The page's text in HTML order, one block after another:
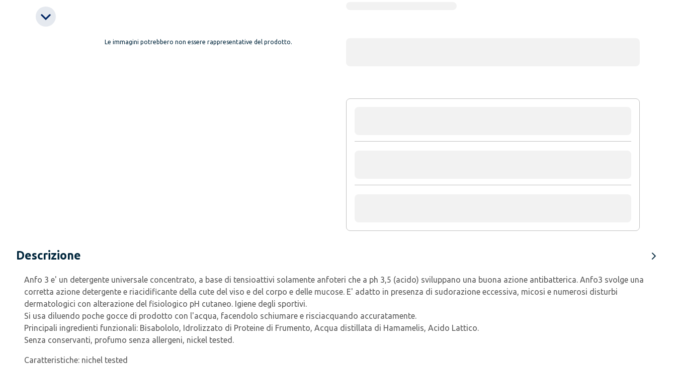
Le immagini potrebbero non essere rappresentative del prodotto.
Descrizione
Anfo 3 e' un detergente universale concentrato, a base di tensioattivi solamente anfoteri che a ph 3,5 (acido) sviluppano una buona azione antibatterica. Anfo3 svolge una
corretta azione detergente e riacidificante della cute del viso e del corpo e delle mucose. E' adatto in presenza di sudorazione eccessiva, micosi e numerosi disturbi
dermatologici con alterazione del fisiologico pH cutaneo. Igiene degli sportivi.
Si usa diluendo poche gocce di prodotto con l'acqua, facendolo schiumare e risciacquando accuratamente.
Principali ingredienti funzionali: Bisabololo, Idrolizzato di Proteine di Frumento, Acqua distillata di Hamamelis, Acido Lattico.
Senza conservanti, profumo senza allergeni, nickel tested.
Caratteristiche: nichel tested